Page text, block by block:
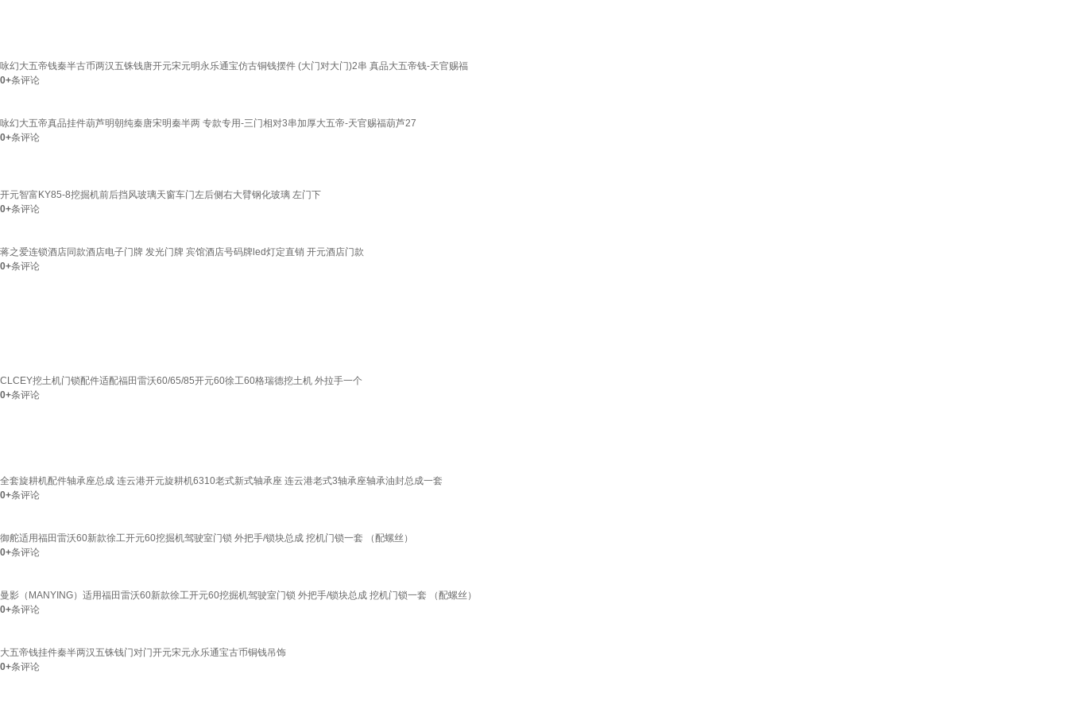
咏幻大五帝钱秦半古币两汉五铢钱唐开元宋元明永乐通宝仿古铜钱摆件 (大门对大门)2串 真品大五帝钱-天官赐福
0+条评论
咏幻大五帝真品挂件葫芦明朝纯秦唐宋明秦半两 专款专用-三门相对3串加厚大五帝-天官赐福葫芦27
0+条评论
开元智富KY85-8挖掘机前后挡风玻璃天窗车门左后侧右大臂钢化玻璃 左门下
0+条评论
蒋之爱连锁酒店同款酒店电子门牌 发光门牌 宾馆酒店号码牌led灯定直销 开元酒店门款
0+条评论
CLCEY挖土机门锁配件适配福田雷沃60/65/85开元60徐工60格瑞德挖土机 外拉手一个
0+条评论
全套旋耕机配件轴承座总成 连云港开元旋耕机6310老式新式轴承座 连云港老式3轴承座轴承油封总成一套
0+条评论
御舵适用福田雷沃60新款徐工开元60挖掘机驾驶室门锁 外把手/锁块总成 挖机门锁一套 （配螺丝）
0+条评论
曼影（MANYING）适用福田雷沃60新款徐工开元60挖掘机驾驶室门锁 外把手/锁块总成 挖机门锁一套 （配螺丝）
0+条评论
大五帝钱挂件秦半两汉五铢钱门对门开元宋元永乐通宝古币铜钱吊饰
0+条评论